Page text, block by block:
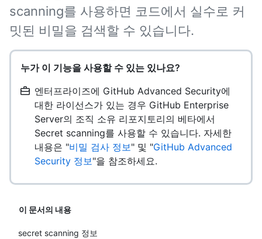
scanning를 사용하면 코드에서 실수로 커
밋된 비밀을 검색할 수 있습니다.
누가 이 기능을 사용할 수 있는 있나요?
엔터프라이즈에 GitHub Advanced Security에
대한 라이선스가 있는 경우 GitHub Enterprise
Server의 조직 소유 리포지토리의 베타에서
Secret scanning를 사용할 수 있습니다. 자세한
내용은 "비밀 검사 정보" 및 "GitHub Advanced
Security 정보"을 참조하세요.
이 문서의 내용
secret scanning 정보